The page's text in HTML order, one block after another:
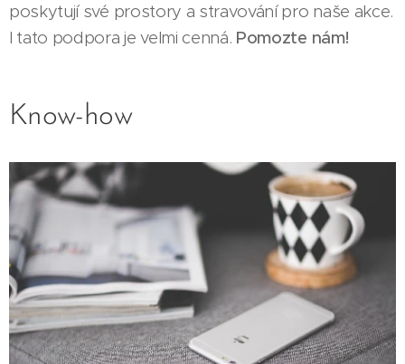
poskytují své prostory a stravování pro naše akce.
I tato podpora je velmi cenná. Pomozte nám!
Know-how